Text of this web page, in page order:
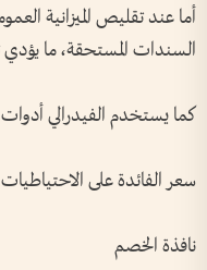
أما عند تقليص الميزانية
السندات المستحقة، ما
كما يستخدم الفيدرالي أدوات
سعر الفائدة على الاحتياطيات
نافذة الخصم